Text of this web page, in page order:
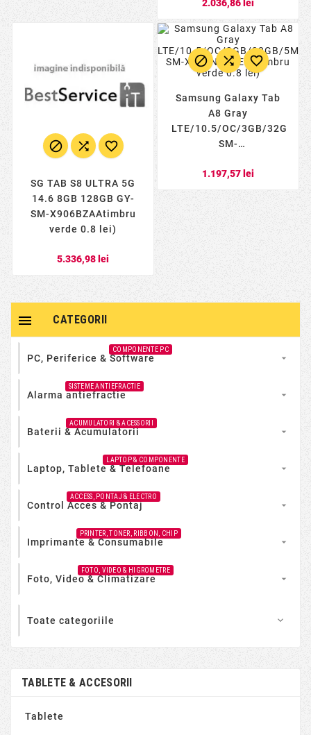
Bluetooth- GPS- Jack
2.036,86 lei
  
SG TAB S8 ULTRA 5G
14.6 8GB 128GB GY-
SM-X906BZAAtimbru
verde 0.8 lei)
5.336,98 lei
  
Samsung Galaxy Tab
A8 Gray
LTE/10.5/OC/3GB/32GB/
SM-
verde 0.8 lei)
1.197,57 lei
CATEGORII

PC, Periferice & Software
COMPONENTE PC

Alarma antiefractie
SISTEME ANTIEFRACTIE

Baterii & Acumulatorii
ACUMULATORI & ACESSORII

Laptop, Tablete & Telefoane
LAPTOP & COMPONENTE

Control Acces & Pontaj
ACCESS, PONTAJ & ELECTRO

Imprimante & Consumabile
PRINTER, TONER, RIBBON, CHIP

Foto, Video & Climatizare
FOTO, VIDEO & HIGROMETRE

Toate categoriile 
TABLETE & ACCESORII
Tablete